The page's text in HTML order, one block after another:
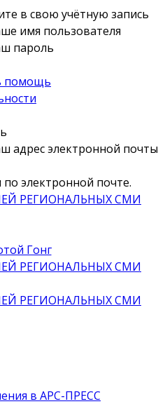
в свою учётную запись
имя пользователя
пароль
помощь
адрес электронной почты
электронной почте.
в АРС-ПРЕСС